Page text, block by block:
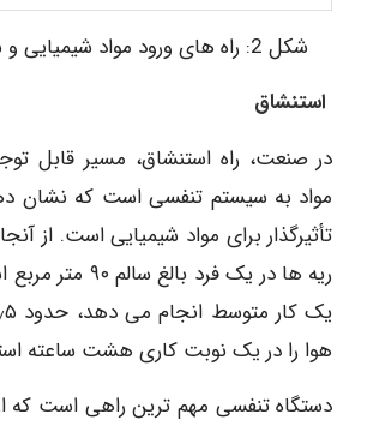
شکل 2: راه های ورود مواد شیمیایی و سمی به بدن
استنشاق
در صنعت، راه استنشاق، مسیر قابل
مواد به سیستم تنفسی است که نشان
تأثیرگذار برای مواد شیمیایی است. از
ریه ها در یک فرد
هوا را در یک نوبت کاری هشت ساعته
دستگاه تنفسی مهم ترین راهی است که